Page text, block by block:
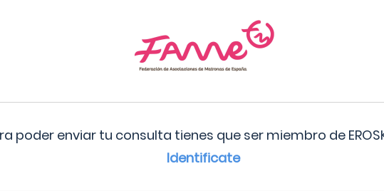
poder enviar tu consulta tienes que ser miembro de
Identificate